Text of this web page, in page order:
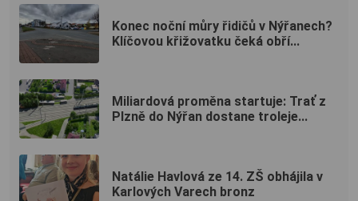
Konec noční můry řidičů v Nýřanech?
Klíčovou křižovatku čeká obří...
Miliardová proměna startuje: Trať z
Plzně do Nýřan dostane troleje...
Natálie Havlová ze 14. ZŠ obhájila v
Karlových Varech bronz